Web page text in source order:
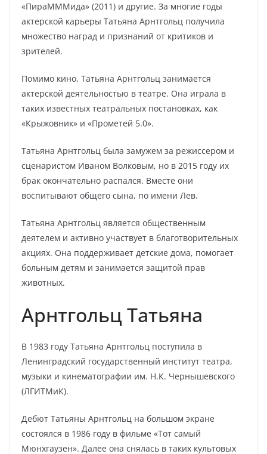
«ПираМММида» (2011) и другие. За многие годы
актерской карьеры Татьяна Арнтгольц получила
множество наград и признаний от критиков и
зрителей.
Помимо кино, Татьяна Арнтгольц занимается
актерской деятельностью в театре. Она играла в
таких известных театральных постановках, как
«Крыжовник» и «Прометей 5.0».
Татьяна Арнтгольц была замужем за режиссером и
сценаристом Иваном Волковым, но в 2015 году их
брак окончательно распался. Вместе они
воспитывают общего сына, по имени Лев.
Татьяна Арнтгольц является общественным
деятелем и активно участвует в благотворительных
акциях. Она поддерживает детские дома, помогает
больным детям и занимается защитой прав
животных.
Арнтгольц Татьяна
В 1983 году Татьяна Арнтгольц поступила в
Ленинградский государственный институт театра,
музыки и кинематографии им. Н.К. Чернышевского
(ЛГИТМиК).
Дебют Татьяны Арнтгольц на большом экране
состоялся в 1986 году в фильме «Тот самый
Мюнхгаузен». Далее она снялась в таких культовых